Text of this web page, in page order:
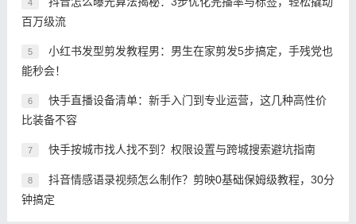
4
百万级流
5
小红书发型剪发教程男：男生在家剪发5步搞定，手残党也
能秒会！
6
快手直播设备清单：新手入门到专业运营，这几种高性价
比装备不容
7 快手按城市找人找不到？权限设置与跨城搜索避坑指南
8
抖音情感语录视频怎么制作？剪映0基础保姆级教程，30分
钟搞定